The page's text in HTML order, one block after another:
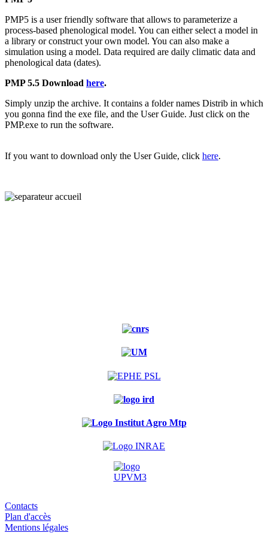
PMP5 is a user friendly software that allows to parameterize a
process-based phenological model. You can either select a model in
a library or construct your own model. You can also make a
simulation using a model. Data required are daily climatic data and
phenological data (dates).
PMP 5.5 Download here.
Simply unzip the archive. It contains a folder names Distrib in which
you gonna find the exe file, and the User Guide. Just click on the
PMP.exe to run the software.
If you want to download only the User Guide, click here.
Contacts
Plan d'accès
Mentions légales